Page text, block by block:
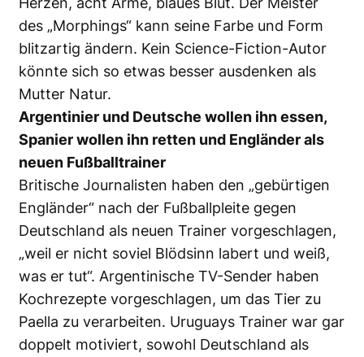
des „Morphings“ kann seine Farbe und Form
blitzartig ändern. Kein Science-Fiction-Autor
könnte sich so etwas besser ausdenken als
Mutter Natur.
Argentinier und Deutsche wollen ihn essen,
Spanier wollen ihn retten und Engländer als
neuen Fußballtrainer
Britische Journalisten haben den „gebürtigen
Engländer“ nach der Fußballpleite gegen
Deutschland als neuen Trainer vorgeschlagen,
„weil er nicht soviel Blödsinn labert und weiß,
was er tut“. Argentinische TV-Sender haben
Kochrezepte vorgeschlagen, um das Tier zu
Paella zu verarbeiten. Uruguays Trainer war gar
doppelt motiviert, sowohl Deutschland als